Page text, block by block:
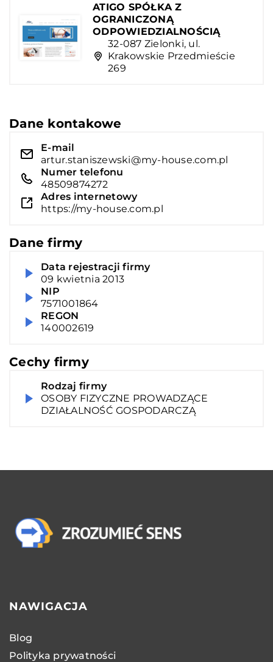
ATIGO SPÓŁKA Z
OGRANICZONĄ
ODPOWIEDZIALNOŚCIĄ
32-087 Zielonki, ul.
Krakowskie Przedmieście
269
Dane kontakowe
E-mail
artur.staniszewski@my-house.com.pl
Numer telefonu
48509874272
Adres internetowy
https://my-house.com.pl
Dane firmy
Data rejestracji firmy
09 kwietnia 2013
NIP
7571001864
REGON
140002619
Cechy firmy
Rodzaj firmy
OSOBY FIZYCZNE PROWADZĄCE
DZIAŁALNOŚĆ GOSPODARCZĄ
NAWIGACJA
Blog
Polityka prywatności